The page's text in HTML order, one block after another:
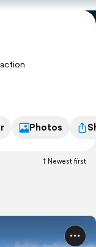
Photos
Newest first